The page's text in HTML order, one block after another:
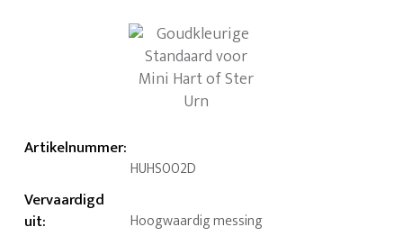
Artikelnummer:
HUHS002D
Vervaardigd
uit: Hoogwaardig messing